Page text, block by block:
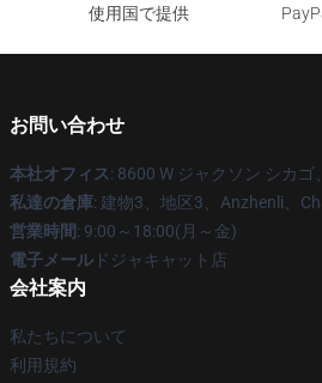
使用国で提供
お問い合わせ
本社オフィス: 8600 W ジャクソン シカ
私達の倉庫: 建物3、地区3、Anzhenli、
営業時間: 9:00～18:00(月～金)
電子メール ドジャキャット店
会社案内
私たちについて
利用規約